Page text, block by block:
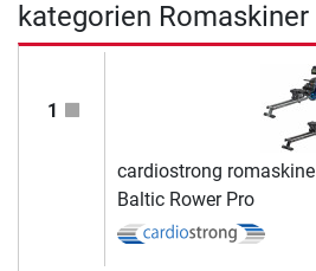
kategorien Romaskiner
1
cardiostrong romaskine
Baltic Rower Pro